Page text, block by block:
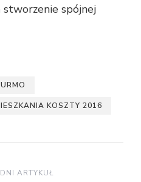
stworzenie spójnej
KOSZTY 2016
ARTYKUŁ